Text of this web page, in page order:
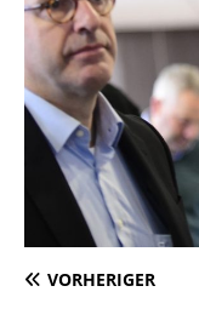
VORHERIGER